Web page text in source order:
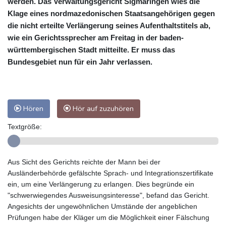
Klage eines nordmazedonischen Staatsangehörigen gegen
die nicht erteilte Verlängerung seines Aufenthaltstitels ab,
wie ein Gerichtssprecher am Freitag in der baden-
württembergischen Stadt mitteilte. Er muss das
Bundesgebiet nun für ein Jahr verlassen.
Hören Hör auf zuzuhören
Textgröße:
Aus Sicht des Gerichts reichte der Mann bei der
Ausländerbehörde gefälschte Sprach- und Integrationszertifikate
ein, um eine Verlängerung zu erlangen. Dies begründe ein
"schwerwiegendes Ausweisungsinteresse", befand das Gericht.
Angesichts der ungewöhnlichen Umstände der angeblichen
Prüfungen habe der Kläger um die Möglichkeit einer Fälschung